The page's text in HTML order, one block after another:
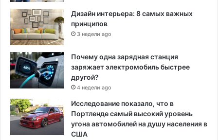
Дизайн интерьера: 8 самых важных
принципов
3 недели ago
Почему одна зарядная станция
заряжает электромобиль быстрее
другой?
4 недели ago
Исследование показало, что в
Портленде самый высокий уровень
угона автомобилей на душу населения в
США